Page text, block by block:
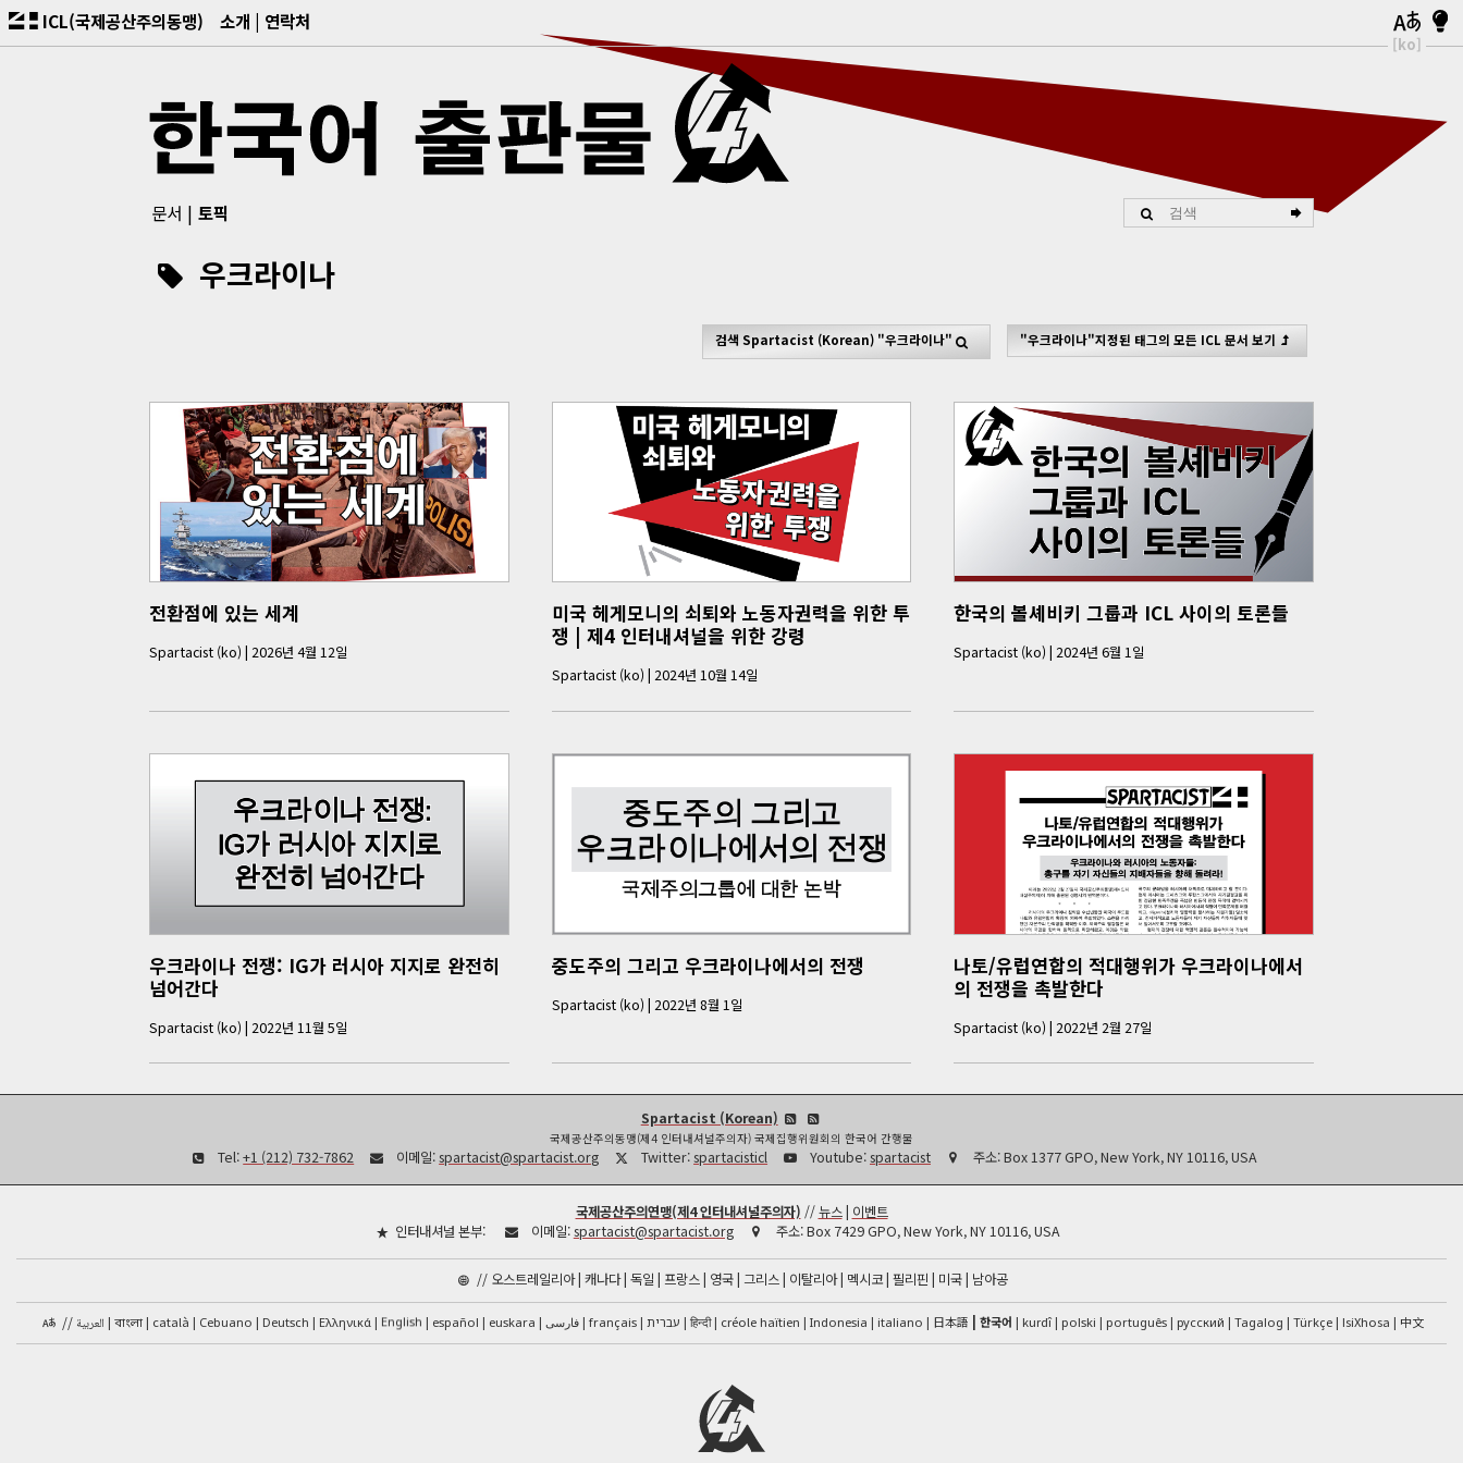
ICL(국제공산주의동맹) 소개 연락처
[ko]
문서 토픽
우크라이나
검색Spartacist (Korean) "우크라이나" "우크라이나"지정된 태그의 모든 ICL 문서 보기
전환점에 있는 세계
Spartacist (ko) 2026년 4월 12일
미국 헤게모니의 쇠퇴와 노동자권력을 위한 투
쟁 | 제4 인터내셔널을 위한 강령
Spartacist (ko) 2024년 10월 14일
한국의 볼셰비키 그룹과 ICL 사이의 토론들
Spartacist (ko) 2024년 6월 1일
우크라이나 전쟁: IG가 러시아 지지로 완전히
넘어간다
Spartacist (ko) | 2022년 11월 5일
중도주의 그리고 우크라이나에서의 전쟁
Spartacist (ko) | 2022년 8월 1일
나토/유럽연합의 적대행위가 우크라이나에서
의 전쟁을 촉발한다
Spartacist (ko) | 2022년 2월 27일
Spartacist (Korean)
국제공산주의동맹(제4 인터내셔널주의자) 국제집행위원회의 한국어 간행물
Tel:+1 (212) 732-7862 이메일:spartacist@spartacist.org Twitter:spartacisticl Youtube:spartacist 주소:Box 1377 GPO, New York, NY 10116, USA
국제공산주의연맹(제4 인터내셔널주의자) //뉴스| 이벤트
인터내셔널 본부:
이메일:spartacist@spartacist.org 주소:Box 7429 GPO, New York, NY 10116, USA
// 오스트레일리아 캐나다 독일 프랑스 영국 그리스 이탈리아 멕시코 필리핀 미국 남아공
// العربية বাংলা català Cebuano Deutsch Ελληνικά English español euskara فارسی français עברית हिन्दी créole haïtien Indonesia italiano 日本語 한국어 kurdî polski português русский Tagalog Türkçe IsiXhosa 中文